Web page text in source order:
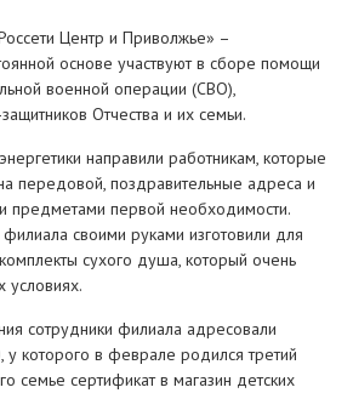
Центр и Приволжье» –
основе участвуют в сборе помощи
военной операции (СВО),
Отчества и их семьи.
направили работникам, которые
передовой, поздравительные адреса и
предметами первой необходимости.
своими руками изготовили для
сухого душа, который очень
условиях.
сотрудники филиала адресовали
у которого в феврале родился третий
семье сертификат в магазин детских